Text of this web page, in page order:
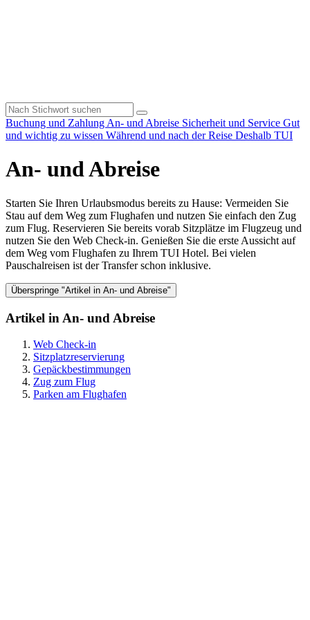
Buchung und Zahlung An- und Abreise Sicherheit und Service Gut
und wichtig zu wissen Während und nach der Reise Deshalb TUI
An- und Abreise
Starten Sie Ihren Urlaubsmodus bereits zu Hause: Vermeiden Sie
Stau auf dem Weg zum Flughafen und nutzen Sie einfach den Zug
zum Flug. Reservieren Sie bereits vorab Sitzplätze im Flugzeug und
nutzen Sie den Web Check-in. Genießen Sie die erste Aussicht auf
dem Weg vom Flughafen zu Ihrem TUI Hotel. Bei vielen
Pauschalreisen ist der Transfer schon inklusive.
Überspringe "Artikel in An- und Abreise"
Artikel in An- und Abreise
Web Check-in
Sitzplatzreservierung
Gepäckbestimmungen
Zug zum Flug
Parken am Flughafen